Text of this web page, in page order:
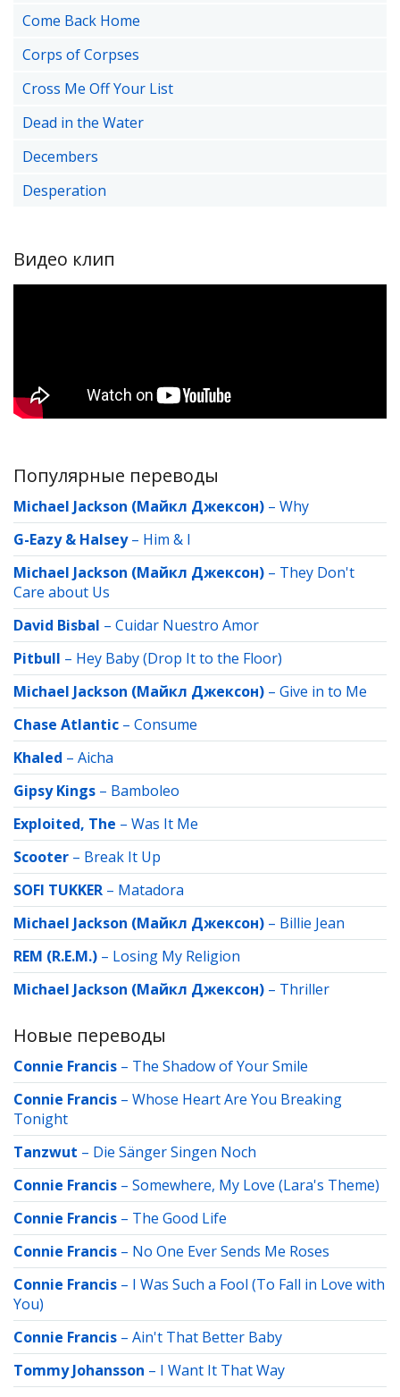
Come Back Home
Corps of Corpses
Cross Me Off Your List
Dead in the Water
Decembers
Desperation
Видео клип
Популярные переводы
Michael Jackson (Майкл Джексон) – Why
G-Eazy & Halsey– Him & I
Michael Jackson (Майкл Джексон) – They Don't
Care about Us
David Bisbal – Cuidar Nuestro Amor
Pitbull – Hey Baby (Drop It to the Floor)
Michael Jackson (Майкл Джексон) – Give in to Me
Chase Atlantic – Consume
Khaled – Aicha
Gipsy Kings – Bamboleo
Exploited, The – Was It Me
Scooter – Break It Up
SOFI TUKKER – Matadora
Michael Jackson (Майкл Джексон) – Billie Jean
REM (R.E.M.) – Losing My Religion
Michael Jackson (Майкл Джексон) – Thriller
Новые переводы
Connie Francis – The Shadow of Your Smile
Connie Francis – Whose Heart Are You Breaking
Tonight
Tanzwut – Die Sänger Singen Noch
Connie Francis – Somewhere, My Love (Lara's Theme)
Connie Francis – The Good Life
Connie Francis – No One Ever Sends Me Roses
Connie Francis – I Was Such a Fool (To Fall in Love with
You)
Connie Francis – Ain't That Better Baby
Tommy Johansson – I Want It That Way